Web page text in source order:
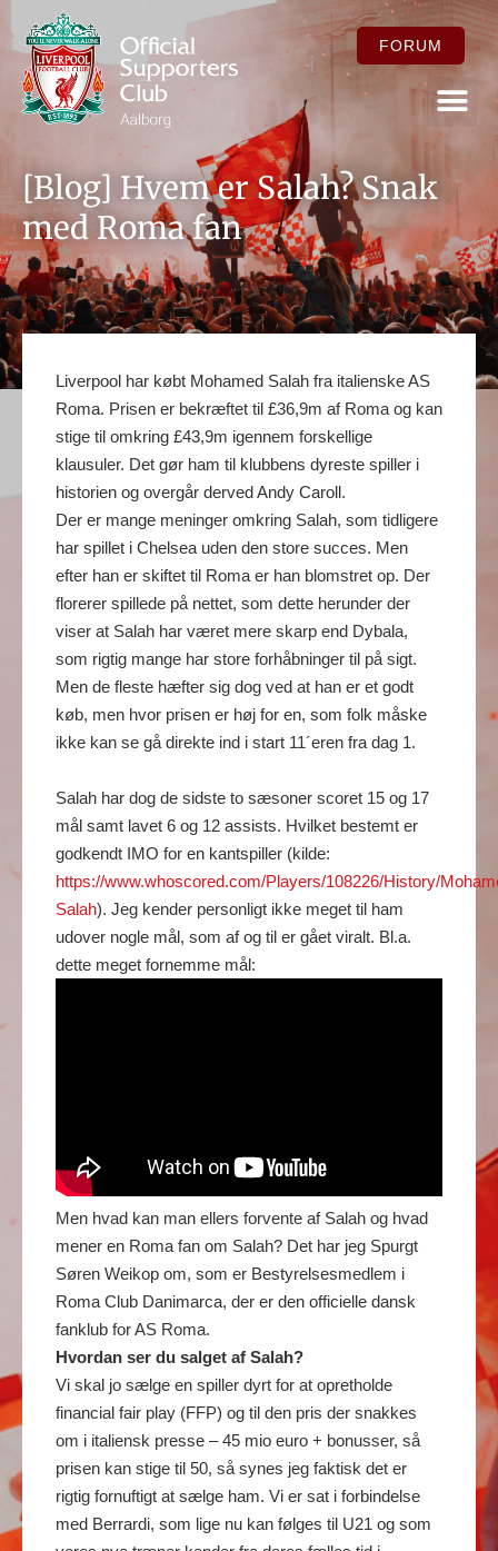
FORUM
[Blog] Hvem er Salah? Snak
med Roma fan
Liverpool har købt Mohamed Salah fra italienske AS
Roma. Prisen er bekræftet til £36,9m af Roma og kan
stige til omkring £43,9m igennem forskellige
klausuler. Det gør ham til klubbens dyreste spiller i
historien og overgår derved Andy Caroll.
Der er mange meninger omkring Salah, som tidligere
har spillet i Chelsea uden den store succes. Men
efter han er skiftet til Roma er han blomstret op. Der
florerer spillede på nettet, som dette herunder der
viser at Salah har været mere skarp end Dybala,
som rigtig mange har store forhåbninger til på sigt.
Men de fleste hæfter sig dog ved at han er et godt
køb, men hvor prisen er høj for en, som folk måske
ikke kan se gå direkte ind i start 11´eren fra dag 1.
Salah har dog de sidste to sæsoner scoret 15 og 17
mål samt lavet 6 og 12 assists. Hvilket bestemt er
godkendt IMO for en kantspiller (kilde:
https://www.whoscored.com/Players/108226/History/
Salah). Jeg kender personligt ikke meget til ham
udover nogle mål, som af og til er gået viralt. Bl.a.
dette meget fornemme mål:
Men hvad kan man ellers forvente af Salah og hvad
mener en Roma fan om Salah? Det har jeg Spurgt
Søren Weikop om, som er Bestyrelsesmedlem i
Roma Club Danimarca, der er den officielle dansk
fanklub for AS Roma.
Hvordan ser du salget af Salah?
Vi skal jo sælge en spiller dyrt for at opretholde
financial fair play (FFP) og til den pris der snakkes
om i italiensk presse – 45 mio euro + bonusser, så
prisen kan stige til 50, så synes jeg faktisk det er
rigtig fornuftigt at sælge ham. Vi er sat i forbindelse
med Berrardi, som lige nu kan følges til U21 og som